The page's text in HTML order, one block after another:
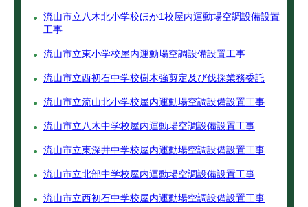
流山市立八木北小学校ほか1校屋内運動場空調設備設置
工事
流山市立東小学校屋内運動場空調設備設置工事
流山市立西初石中学校樹木強剪定及び伐採業務委託
流山市立流山北小学校屋内運動場空調設備設置工事
流山市立八木中学校屋内運動場空調設備設置工事
流山市立東深井中学校屋内運動場空調設備設置工事
流山市立北部中学校屋内運動場空調設備設置工事
流山市立西初石中学校屋内運動場空調設備設置工事